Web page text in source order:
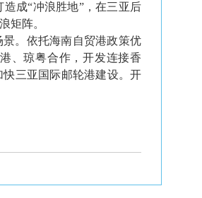
成“冲浪胜地”，在三亚后
矩阵。
。依托海南自贸港政策优
、琼粤合作，开发连接香
三亚国际邮轮港建设。开